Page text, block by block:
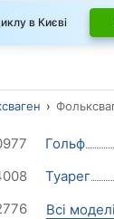
в Києві
Гольф
Туарег
Всі моделі